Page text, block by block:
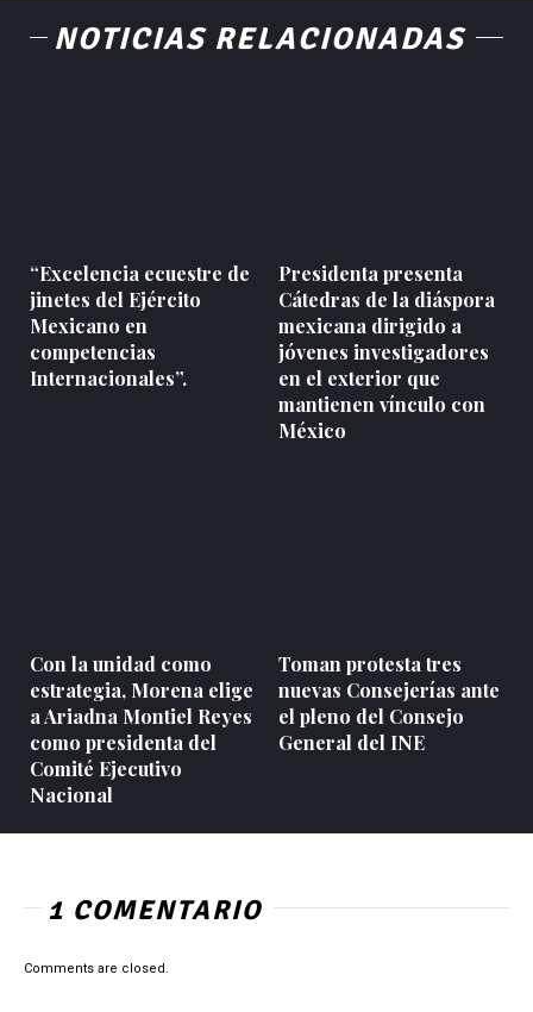
NOTICIAS RELACIONADAS
“Excelencia ecuestre de
jinetes del Ejército
Mexicano en
competencias
Internacionales”.
Presidenta presenta
Cátedras de la diáspora
mexicana dirigido a
jóvenes investigadores
en el exterior que
mantienen vínculo con
México
Con la unidad como
estrategia, Morena elige
a Ariadna Montiel Reyes
como presidenta del
Comité Ejecutivo
Nacional
Toman protesta tres
nuevas Consejerías ante
el pleno del Consejo
General del INE
1 COMENTARIO
Comments are closed.